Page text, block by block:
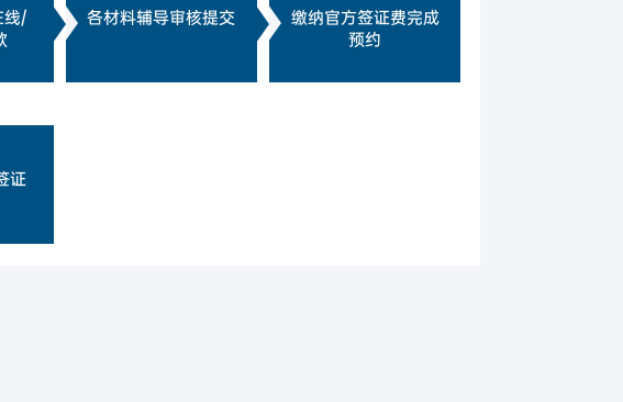
线/
各材料辅导审核提交
缴纳官方签证费完成
预约
证